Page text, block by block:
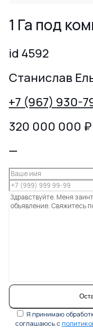
1 Га под
id 4592
Станислав
+7 (967) 930-
320 000 000 ₽
—
Я принимаю
соглашаюсь с